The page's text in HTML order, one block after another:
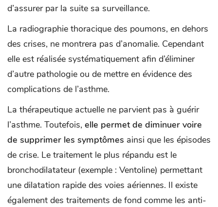
d’assurer par la suite sa surveillance.
La radiographie thoracique des poumons, en dehors
des crises, ne montrera pas d’anomalie. Cependant
elle est réalisée systématiquement afin d’éliminer
d’autre pathologie ou de mettre en évidence des
complications de l’asthme.
La thérapeutique actuelle ne parvient pas à guérir
l’asthme. Toutefois, elle permet de diminuer voire
de supprimer les symptômes ainsi que les épisodes
de crise. Le traitement le plus répandu est le
bronchodilatateur (exemple : Ventoline) permettant
une dilatation rapide des voies aériennes. Il existe
également des traitements de fond comme les anti-